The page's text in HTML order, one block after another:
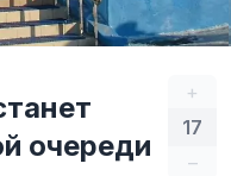
+
17
–
очереди